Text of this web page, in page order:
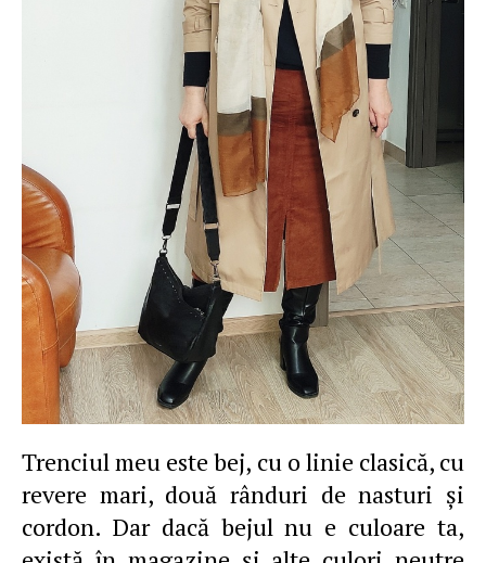
Trenciul meu este bej, cu o linie clasică, cu
revere mari, două rânduri de nasturi şi
cordon. Dar dacă bejul nu e culoare ta,